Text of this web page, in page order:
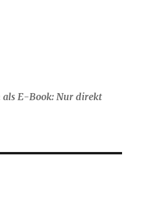
als E-Book: Nur direkt